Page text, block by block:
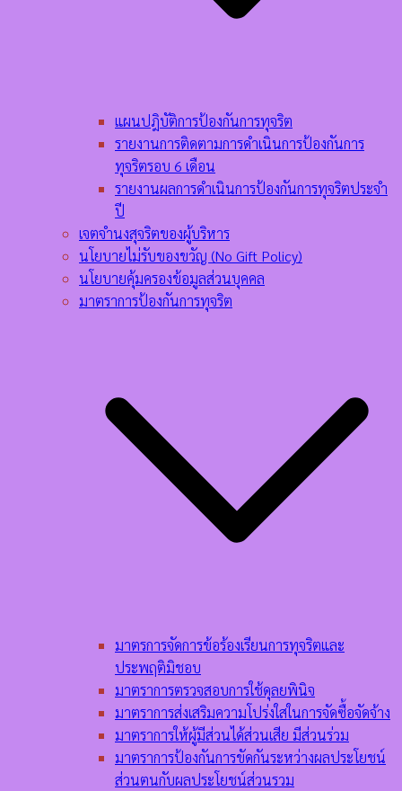
แผนปฎิบัติการป้องกันการทุจริต
รายงานการติดตามการดำเนินการป้องกันการ
ทุจริตรอบ 6 เดือน
รายงานผลการดำเนินการป้องกันการทุจริตประจำ
ปี
เจตจำนงสุจริตของผู้บริหาร
นโยบายไม่รับของขวัญ (No Gift Policy)
นโยบายคุ้มครองข้อมูลส่วนบุคคล
มาตราการป้องกันการทุจริต
มาตรการจัดการข้อร้องเรียนการทุจริตและ
ประพฤติมิชอบ
มาตราการตรวจสอบการใช้ดุลยพินิจ
มาตราการส่งเสริมความโปร่งใสในการจัดซื้อจัดจ้าง
มาตราการให้ผู้มีส่วนได้ส่วนเสีย มีส่วนร่วม
มาตราการป้องกันการขัดกันระหว่างผลประโยชน์
ส่วนตนกับผลประโยชน์ส่วนรวม